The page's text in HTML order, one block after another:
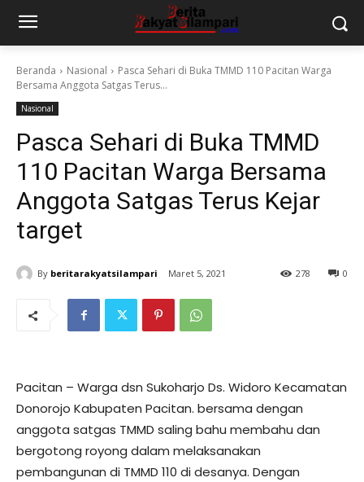
Beranda Nasional
Pasca Sehari di Buka TMMD 110 Pacitan Warga
Bersama Anggota Satgas Terus...
Nasional
Pasca Sehari di Buka TMMD
110 Pacitan Warga Bersama
Anggota Satgas Terus Kejar
target
By beritarakyatsilampari Maret 5, 2021 0
278
Pacitan – Warga dsn Sukoharjo Ds. Widoro Kecamatan
Donorojo Kabupaten Pacitan. bersama dengan
anggota satgas TMMD saling bahu membahu dan
bergotong royong dalam melaksanakan
pembangunan di TMMD 110 di desanya. Dengan